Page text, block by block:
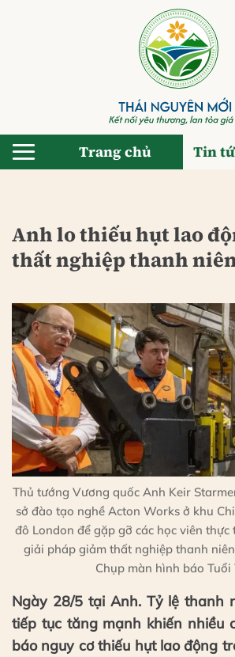
Trang chủ Tin
Anh lo thiếu hụt lao
thất nghiệp thanh
Thủ tướng Vương quốc Anh Keir
sở đào tạo nghề Acton Works ở khu
đô London để gặp gỡ các học viên
giải pháp giảm thất nghiệp thanh
Chụp màn hình báo Tuổi
Ngày 28/5 tại Anh. Tỷ lệ thanh
tiếp tục tăng mạnh khiến nhiều
báo nguy cơ thiếu hụt lao động